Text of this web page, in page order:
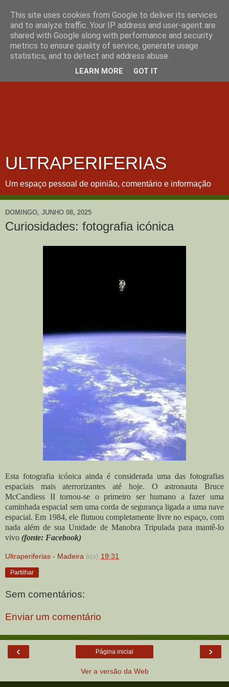
ULTRAPERIFERIAS
Um espaço pessoal de opinião, comentário e informação
DOMINGO, JUNHO 08, 2025
Curiosidades: fotografia icónica
Esta fotografia icónica ainda é considerada uma das fotografias
espaciais mais aterrorizantes até hoje. O astronauta Bruce
McCandless II tornou-se o primeiro ser humano a fazer uma
caminhada espacial sem uma corda de segurança ligada a uma nave
espacial. Em 1984, ele flutuou completamente livre no espaço, com
nada além de sua Unidade de Manobra Tripulada para mantê-lo
vivo (fonte: Facebook)
Ultraperiferias - Madeira à(s) 19:31
Partilhar
Sem comentários:
Enviar um comentário
‹ ›
Página inicial
Ver a versão da Web
This site uses cookies from Google to deliver its services
and to analyze traffic. Your IP address and user-agent are
shared with Google along with performance and security
metrics to ensure quality of service, generate usage
statistics, and to detect and address abuse.
LEARN MORE GOT IT